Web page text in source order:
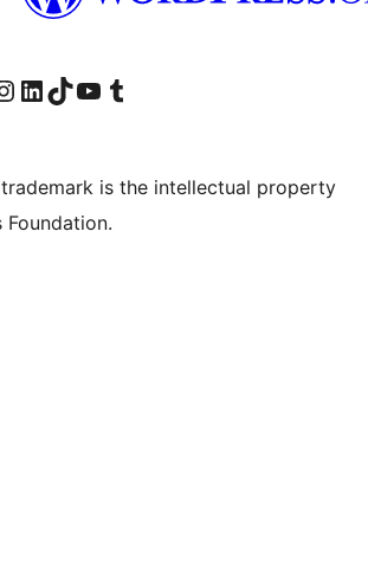
sidavårt Instagram-konto
Besök vårt LinkedIn-konto
Besök vårt TikTok-konto
Besök vår YouTube-kanalBesök vårt Tumblr-konto
is the intellectual property
Foundation.